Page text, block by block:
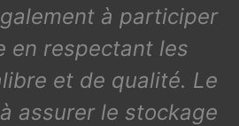
à participer
en respectant les
et de qualité. Le
assurer le stockage